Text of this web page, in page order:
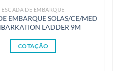
ESCADA DE EMBARQUE
EMBARQUE SOLAS/CE/MED
LADDER 9M
COTAÇÃO